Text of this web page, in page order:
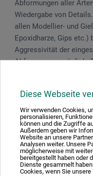
Diese Webseite
Wir verwenden Cookies,
personalisieren,
können und die Zugriffe
Außerdem geben wir
Website an unsere
Analysen weiter. Unsere
möglicherweise mit
bereitgestellt haben oder
Dienste gesammelt
Cookies, wenn Sie
Abformungen aller
Wiedergabe von
allen Modellier- und
Epoxidharze, Gips etc.)
Aggressivität der
Abformungen möglich.
in den Kühlschrank
verlängern.